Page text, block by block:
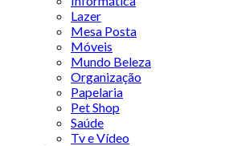
Lazer
Mesa Posta
Móveis
Mundo Beleza
Organização
Papelaria
Pet Shop
Saúde
Tv e Vídeo